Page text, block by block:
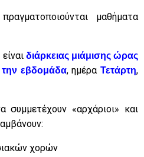
μαθήματα
διάρκειας μιάμισης ώρας
εβδομάδα, ημέρα Τετάρτη,
«αρχάριοι» και
χορών